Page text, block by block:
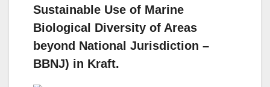
Sustainable Use of Marine
Biological Diversity of Areas
beyond National Jurisdiction –
BBNJ) in Kraft.